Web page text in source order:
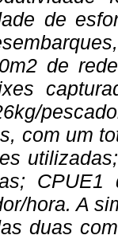
de
de
com um
hora. A
duas